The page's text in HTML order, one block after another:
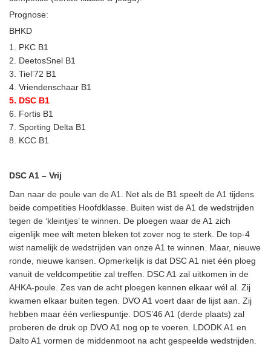
Prognose:
BHKD
1. PKC B1
2. DeetosSnel B1
3. Tiel’72 B1
4. Vriendenschaar B1
5. DSC B1
6. Fortis B1
7. Sporting Delta B1
8. KCC B1
DSC A1 – Vrij
Dan naar de poule van de A1. Net als de B1 speelt de A1 tijdens
beide competities Hoofdklasse. Buiten wist de A1 de wedstrijden
tegen de ‘kleintjes’ te winnen. De ploegen waar de A1 zich
eigenlijk mee wilt meten bleken tot zover nog te sterk. De top-4
wist namelijk de wedstrijden van onze A1 te winnen. Maar, nieuwe
ronde, nieuwe kansen. Opmerkelijk is dat DSC A1 niet één ploeg
vanuit de veldcompetitie zal treffen. DSC A1 zal uitkomen in de
AHKA-poule. Zes van de acht ploegen kennen elkaar wél al. Zij
kwamen elkaar buiten tegen. DVO A1 voert daar de lijst aan. Zij
hebben maar één verliespuntje. DOS’46 A1 (derde plaats) zal
proberen de druk op DVO A1 nog op te voeren. LDODK A1 en
Dalto A1 vormen de middenmoot na acht gespeelde wedstrijden.